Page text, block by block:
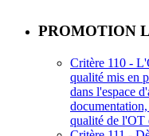
PROMOTION
Critère 110 -
qualité mis en
dans l'espace
qualité de l'OT